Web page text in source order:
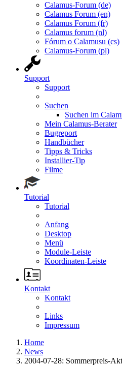
Calamus-Forum (de)
Calamus Forum (en)
Calamus Forum (fr)
Calamus forum (nl)
Fórum o Calamusu (cs)
Calamus-Forum (pl)
Support
Support
Suchen
Suchen im
Mein Calamus-Berater
Bugreport
Handbücher
Tipps & Tricks
Installier-Tip
Filme
Tutorial
Tutorial
Anfang
Desktop
Menü
Module-Leiste
Koordinaten-Leiste
Kontakt
Kontakt
Links
Impressum
Home
News
2004-07-28: Sommerpreis-